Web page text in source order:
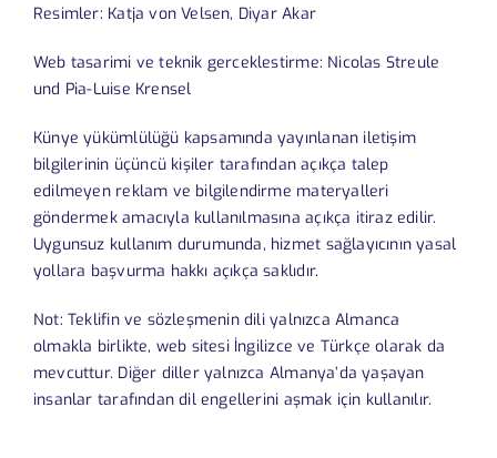
Resimler: Katja von Velsen, Diyar Akar
Web tasarimi ve teknik gerceklestirme: Nicolas Streule
und Pia-Luise Krensel
Künye yükümlülüğü kapsamında yayınlanan iletişim
bilgilerinin üçüncü kişiler tarafından açıkça talep
edilmeyen reklam ve bilgilendirme materyalleri
göndermek amacıyla kullanılmasına açıkça itiraz edilir.
Uygunsuz kullanım durumunda, hizmet sağlayıcının yasal
yollara başvurma hakkı açıkça saklıdır.
Not: Teklifin ve sözleşmenin dili yalnızca Almanca
olmakla birlikte, web sitesi İngilizce ve Türkçe olarak da
mevcuttur. Diğer diller yalnızca Almanya’da yaşayan
insanlar tarafından dil engellerini aşmak için kullanılır.